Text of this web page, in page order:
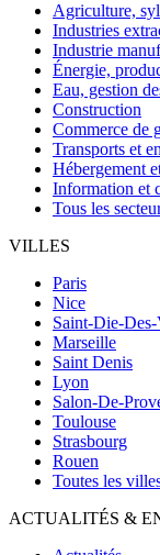
Agriculture,
Industries
Industrie
Énergie,
Eau, gestion
Construction
Commerce de
Transports et
Hébergement
Information et
Tous les
VILLES
Paris
Nice
Saint-Die-Des-
Marseille
Saint Denis
Lyon
Salon-De-
Toulouse
Strasbourg
Rouen
Toutes les
ACTUALITÉS &